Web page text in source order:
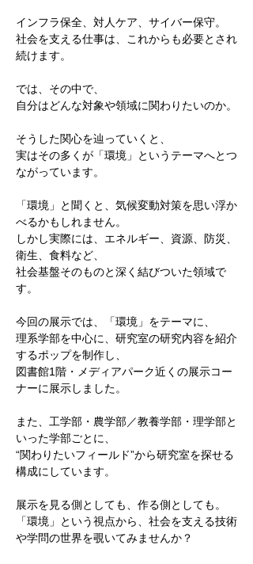
インフラ保全、対人ケア、サイバー保守。
社会を支える仕事は、これからも必要とされ
続けます。
では、その中で、
自分はどんな対象や領域に関わりたいのか。
そうした関心を辿っていくと、
実はその多くが「環境」というテーマへとつ
ながっています。
「環境」と聞くと、気候変動対策を思い浮か
べるかもしれません。
しかし実際には、エネルギー、資源、防災、
衛生、食料など、
社会基盤そのものと深く結びついた領域で
す。
今回の展示では、「環境」をテーマに、
理系学部を中心に、研究室の研究内容を紹介
するポップを制作し、
図書館1階・メディアパーク近くの展示コー
ナーに展示しました。
また、工学部・農学部／教養学部・理学部と
いった学部ごとに、
“関わりたいフィールド”から研究室を探せる
構成にしています。
展示を見る側としても、作る側としても。
「環境」という視点から、社会を支える技術
や学問の世界を覗いてみませんか？